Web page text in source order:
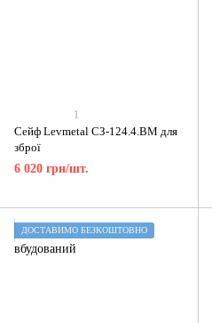
1
Сейф Levmetal СЗ-124.4.ВМ для
зброї
6 020 грн/шт.
ДОСТАВИМО БЕЗКОШТОВНО